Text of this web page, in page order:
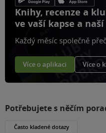
Knihy, recenze a
ve vaší kapse a
Každý měsíc společně
Více o aplikaci Více o
Potřebujete s něčím
Často kladené dotazy